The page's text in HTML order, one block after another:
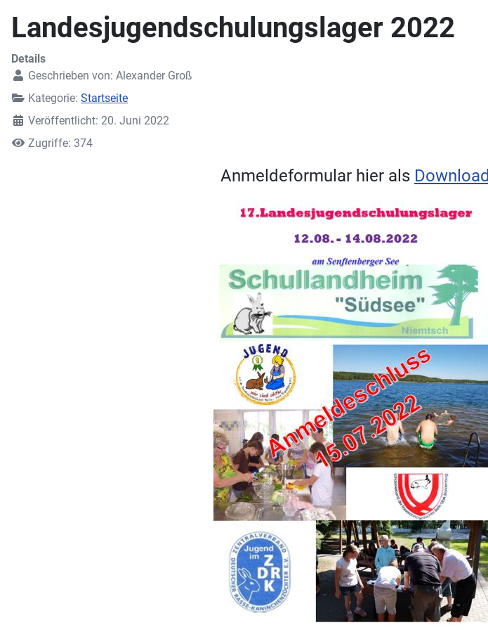
Landesjugendschulungslager 2022
Details
Geschrieben von: Alexander Groß
Kategorie: Startseite
Veröffentlicht: 20. Juni 2022
Zugriffe: 374
Anmeldeformular hier als Download